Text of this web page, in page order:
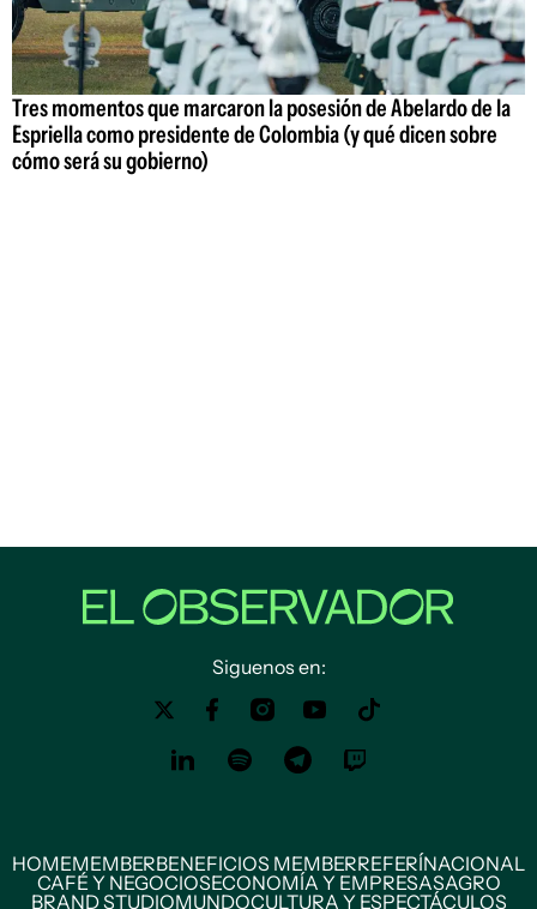
Tres momentos que marcaron la posesión de Abelardo de la
Espriella como presidente de Colombia (y qué dicen sobre
cómo será su gobierno)
Siguenos en:
HOMEMEMBERBENEFICIOS MEMBERREFERÍNACIONAL
CAFÉ Y NEGOCIOSECONOMÍA Y EMPRESASAGRO
BRAND STUDIOMUNDOCULTURA Y ESPECTÁCULOS